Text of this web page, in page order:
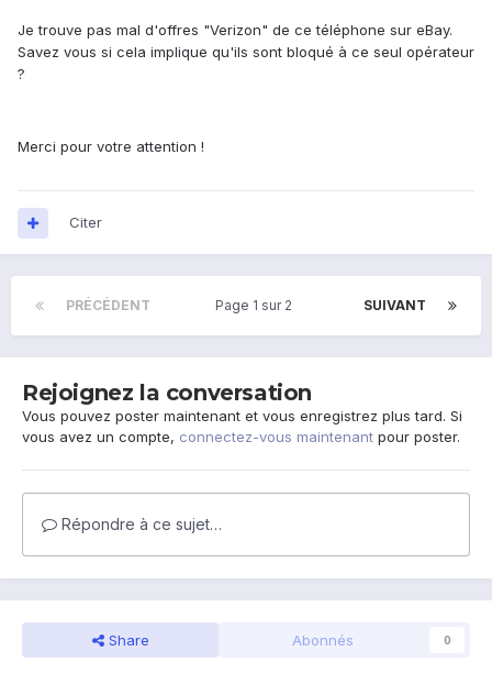
Je trouve pas mal d'offres "Verizon" de ce téléphone sur eBay.
Savez vous si cela implique qu'ils sont bloqué à ce seul opérateur
?
Merci pour votre attention !
Citer
PRÉCÉDENT SUIVANT
Page 1 sur 2
Rejoignez la conversation
Vous pouvez poster maintenant et vous enregistrez plus tard. Si
vous avez un compte, connectez-vous maintenant pour poster.
Répondre à ce sujet…
Share Abonnés 0